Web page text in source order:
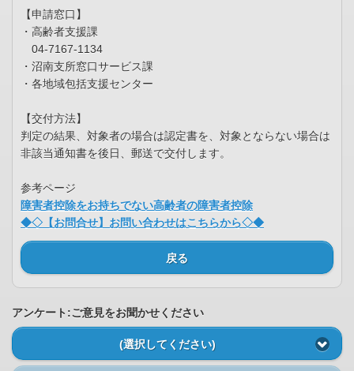
【申請窓口】
・高齢者支援課
04-7167-1134
・沼南支所窓口サービス課
・各地域包括支援センター
【交付方法】
判定の結果、対象者の場合は認定書を、対象とならない場合は
非該当通知書を後日、郵送で交付します。
参考ページ
障害者控除をお持ちでない高齢者の障害者控除
◆◇【お問合せ】お問い合わせはこちらから◇◆
戻る
アンケート:ご意見をお聞かせください
(選択してください)